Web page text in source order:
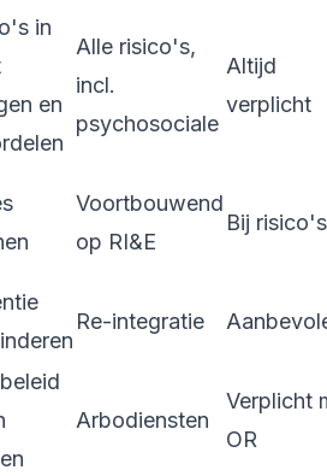
in
en
Alle risico's,
incl.
psychosociale
Altijd
verplicht
Voortbouwend
op RI&E
Bij risico's
Re-integratie
Arbodiensten
Verplicht
OR